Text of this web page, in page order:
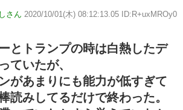
さん 2020/10/01(木) 08:12:13.05 ID:R+uxMROy0
とトランプの時は白熱したデ
ていたが、
があまりにも能力が低すぎて
読みしてるだけで終わった。